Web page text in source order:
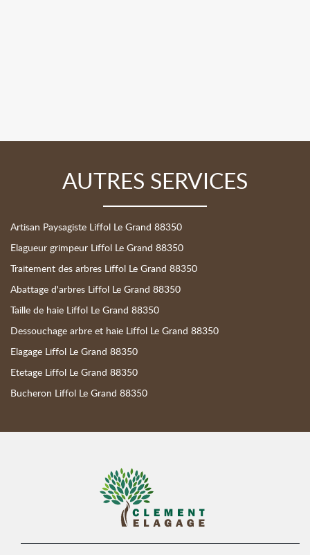
AUTRES SERVICES
Artisan Paysagiste Liffol Le Grand 88350
Elagueur grimpeur Liffol Le Grand 88350
Traitement des arbres Liffol Le Grand 88350
Abattage d'arbres Liffol Le Grand 88350
Taille de haie Liffol Le Grand 88350
Dessouchage arbre et haie Liffol Le Grand 88350
Elagage Liffol Le Grand 88350
Etetage Liffol Le Grand 88350
Bucheron Liffol Le Grand 88350